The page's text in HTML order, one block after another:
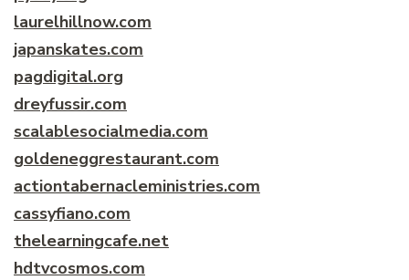
laurelhillnow.com
japanskates.com
pagdigital.org
dreyfussir.com
scalablesocialmedia.com
goldeneggrestaurant.com
actiontabernacleministries.com
cassyfiano.com
thelearningcafe.net
hdtvcosmos.com